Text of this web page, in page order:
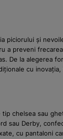
piciorului și
a preveni
De la alegerea
cu
chelsea sau
sau Derby,
cu pantaloni